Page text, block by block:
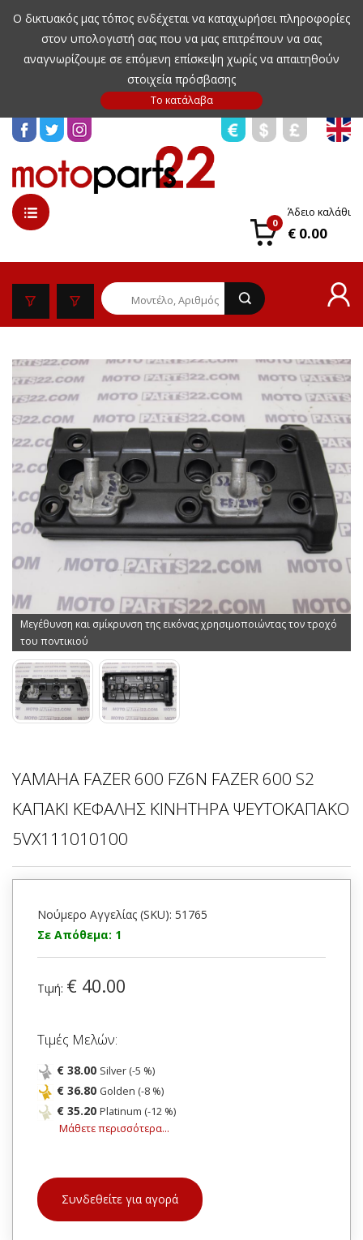
Ο δικτυακός μας τόπος ενδέχεται να καταχωρήσει πληροφορίες
στον υπολογιστή σας που να μας επιτρέπουν να σας
αναγνωρίζουμε σε επόμενη επίσκεψη χωρίς να απαιτηθούν
στοιχεία πρόσβασης
0
Άδειο καλάθι
€ 0.00
Μεγέθυνση και σμίκρυνση της εικόνας χρησιμοποιώντας τον τροχό
του ποντικιού
YAMAHA FAZER 600 FZ6N FAZER 600 S2
ΚΑΠΑΚΙ ΚΕΦΑΛΗΣ ΚΙΝΗΤΗΡΑ ΨΕΥΤΟΚΑΠΑΚΟ
5VX111010100
Νούμερο Αγγελίας (SKU): 51765
Σε Απόθεμα: 1
Τιμή: € 40.00
Τιμές Μελών:
€ 38.00 Silver (-5 %)
€ 36.80 Golden (-8 %)
€ 35.20 Platinum (-12 %)
Μάθετε περισσότερα...
Συνδεθείτε για αγορά